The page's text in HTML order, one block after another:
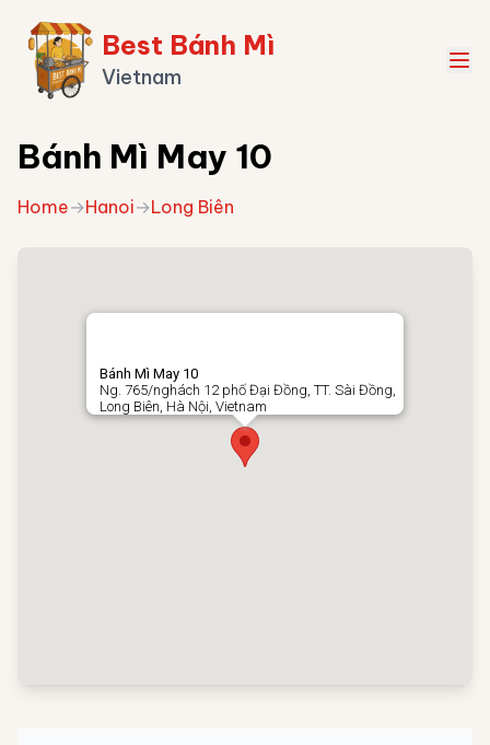
Best Bánh Mì
Vietnam
Bánh Mì May 10
Home→Hanoi→Long Biên
Bánh Mì May 10
Ng. 765/nghách 12 phố Đại Đồng, TT. Sài Đồng,
Long Biên, Hà Nội, Vietnam